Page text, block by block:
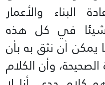
البناء والأعمار
في كل هذه
يمكن أن نثق به بأن
وأن الكلام